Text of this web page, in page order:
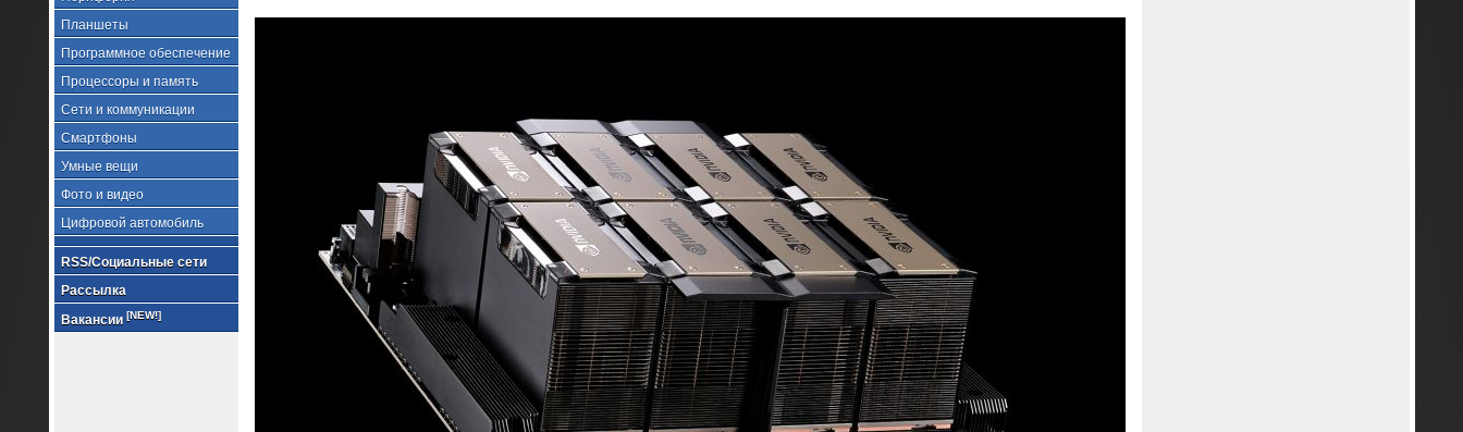
Планшеты
Программное обеспечение
Процессоры и память
Сети и коммуникации
Смартфоны
Умные вещи
Фото и видео
Цифровой автомобиль
RSS/Социальные сети
Рассылка
Вакансии [NEW!]